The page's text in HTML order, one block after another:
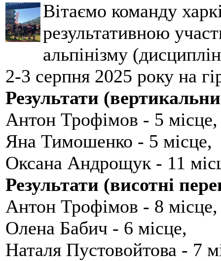
Вітаємо команду
результативною
альпінізму
2-3 серпня 2025 року на
Результати
Антон Трофімов - 5 місце,
Яна Тимошенко - 5 місце,
Оксана Андрощук - 11
Результати (висотні
Антон Трофімов - 8 місце,
Олена Бабич - 6 місце,
Наталя Пустовойтова - 7